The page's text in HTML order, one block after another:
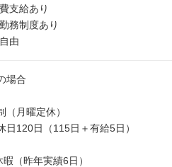
支給あり
務制度あり
由
場合
（月曜定休）
日120日（115日＋有給5日）
（昨年実績6日）